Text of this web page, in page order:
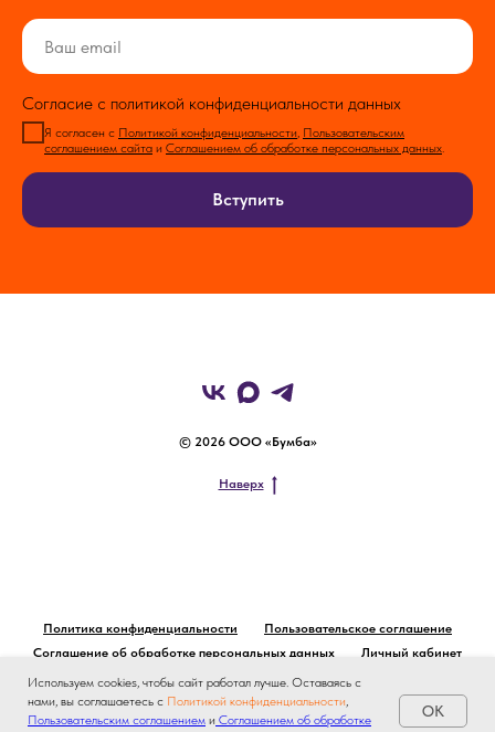
Используем cookies, чтобы сайт работал лучше. Оставаясь с
нами, вы соглашаетесь с Политикой конфиденциальности,
Пользовательским соглашением и Соглашением об обработке
OK
Согласие с политикой конфиденциальности данных
Я согласен с Политикой конфиденциальности, Пользовательским
соглашением сайта и Соглашением об обработке персональных данных.
Вступить
© 2026 ООО «Бумба»
Наверх
Политика конфиденциальности
Пользовательское соглашение
Соглашение об обработке персональных данных
Личный кабинет